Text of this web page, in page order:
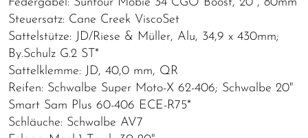
Steuersatz: Cane Creek ViscoSet
Sattelstütze: JD/Riese & Müller, Alu, 34,9 x 430mm;
By.Schulz G.2 ST*
Sattelklemme: JD, 40,0 mm, QR
Reifen: Schwalbe Super Moto-X 62-406; Schwalbe 20"
Smart Sam Plus 60-406 ECE-R75*
Schläuche: Schwalbe AV7